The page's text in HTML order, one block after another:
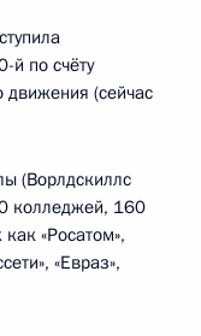
й по счёту
движения (сейчас
(Ворлдскиллс
колледжей, 160
«Росатом»,
«Евраз»,